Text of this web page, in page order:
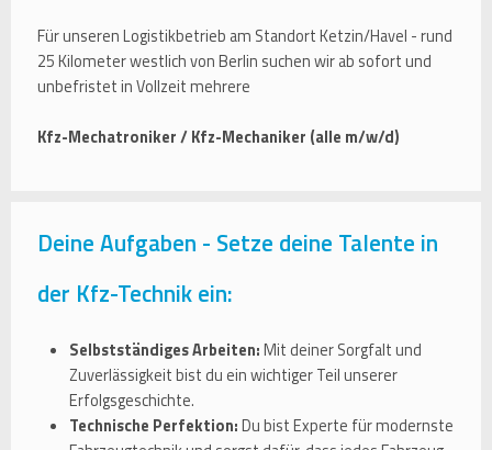
Für unseren Logistikbetrieb am Standort Ketzin/Havel - rund
25 Kilometer westlich von Berlin suchen wir ab sofort und
unbefristet in Vollzeit mehrere
Kfz-Mechatroniker / Kfz-Mechaniker (alle m/w/d)
Deine Aufgaben - Setze deine Talente in
der Kfz-Technik ein:
Selbstständiges Arbeiten:Mit deiner Sorgfalt und
Zuverlässigkeit bist du ein wichtiger Teil unserer
Erfolgsgeschichte.
Technische Perfektion:Du bist Experte für modernste